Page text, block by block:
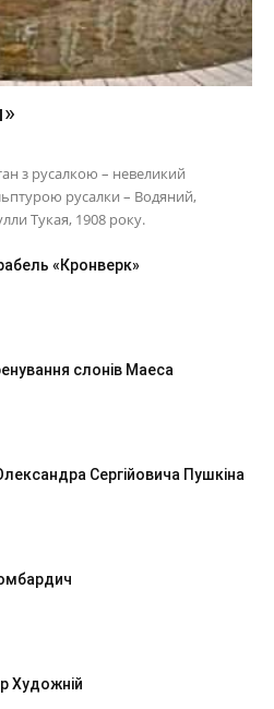
з русалкою – невеликий
русалки – Водяний,
Тукая, 1908 року.
«Кронверк»
слонів Маеса
Сергійовича Пушкіна
Художній